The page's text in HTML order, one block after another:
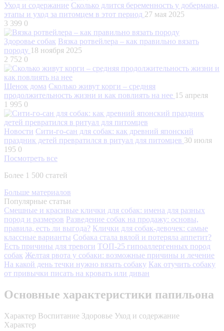
Уход и содержание Сколько длится беременность у добермана,
этапы и уход за питомцем в этот период 27 мая 2025
3 399 0
Здоровье собак Вязка ротвейлера – как правильно вязать
породу 18 ноября 2025
2 752 0
Щенок дома Сколько живут корги – средняя
продолжительность жизни и как повлиять на нее 15 апреля
1 995 0
Новости Сити-го-сан для собак: как древний японский
праздник детей превратился в ритуал для питомцев 30 июля
195 0
Посмотреть все
Более 1 500 статей
Больше материалов
Популярные статьи
Смешные и красивые клички для собак: имена для разных
пород и размеров Разведение собак на продажу: основы,
правила, есть ли выгода? Клички для собак-девочек: самые
классные варианты Собака стала вялой и потеряла аппетит?
Есть причины для тревоги ТОП-25 гипоаллергенных пород
собак Желтая рвота у собаки: возможные причины и лечение
На какой день течки нужно вязать собаку Как отучить собаку
от привычки писать на кровать или диван
Основные характеристики папильона
Характер Воспитание Здоровье Уход и содержание
Характер